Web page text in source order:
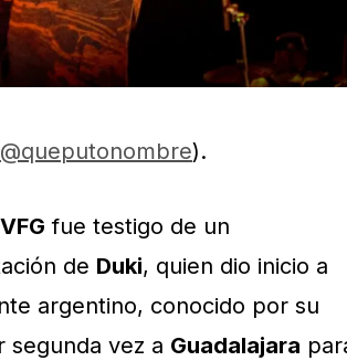
@queputonombre).
fue testigo de un
de Duki, quien dio inicio a
argentino, conocido por su
vez a Guadalajara